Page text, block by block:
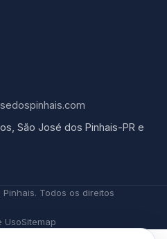
São José dos Pinhais-PR e
. Todos os direitos
UsoSitemap